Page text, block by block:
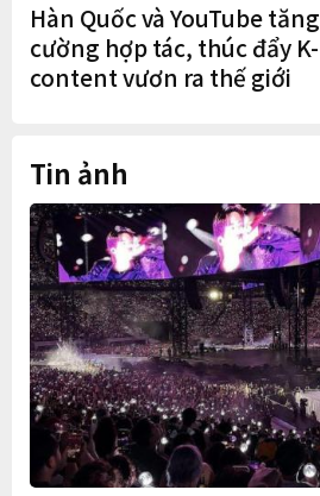
Hàn Quốc và YouTube tăng
cường hợp tác, thúc đẩy K-
content vươn ra thế giới
Tin ảnh